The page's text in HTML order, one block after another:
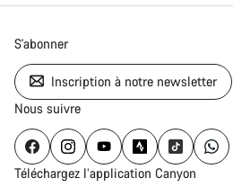
S'abonner
Inscription à notre newsletter
Nous suivre
Téléchargez l’application Canyon